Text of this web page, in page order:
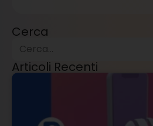
Cerca
Articoli Recenti